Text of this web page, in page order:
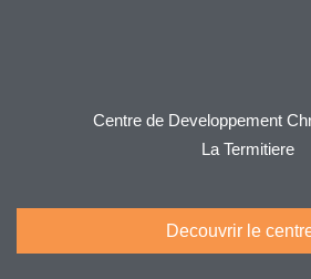
Centre de Developpement
La Termitiere
Decouvrir le